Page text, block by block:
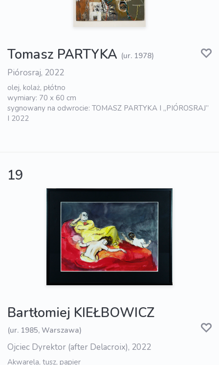
Tomasz PARTYKA (ur. 1978)
Piórosraj, 2022
olej, kolaż, płótno
wymiary: 70 x 60 cm
sygnowany na odwrocie: TOMASZ PARTYKA I „PIÓROSRAJ”
I 2022
19
Bartłomiej KIEŁBOWICZ
(ur. 1985, Warszawa)
Ojciec Dyrektor (after Delacroix), 2022
Akwarela, tusz, papier